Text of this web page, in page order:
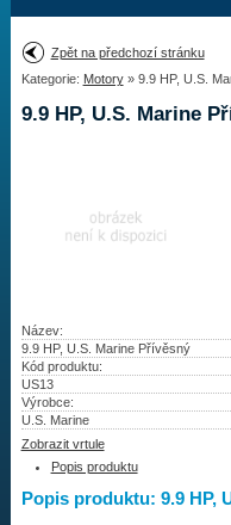
Provedení:
Výrobce:
Najít vrtuli
Vrtule
Redukční pouzdra XHS
Kontakty
Aktuality
Zpět na předchozí stránku
Kategorie: Motory» 9.9 HP, U.S.
9.9 HP, U.S. Marine
Název:
9.9 HP, U.S. Marine Přívěsný
Kód produktu:
US13
Výrobce:
U.S. Marine
Zobrazit vrtule
Popis produktu
Popis produktu: 9.9 HP,